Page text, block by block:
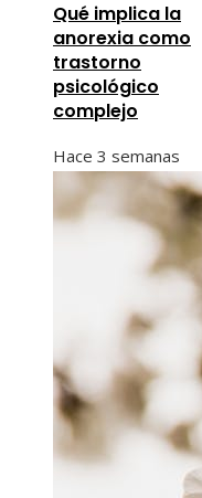
Qué implica la
anorexia como
trastorno
psicológico
complejo
Hace 3 semanas